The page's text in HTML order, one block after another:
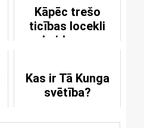
Kāpēc trešo
ticības locekli
beidzu ar
Kas ir Tā Kunga
svētība?